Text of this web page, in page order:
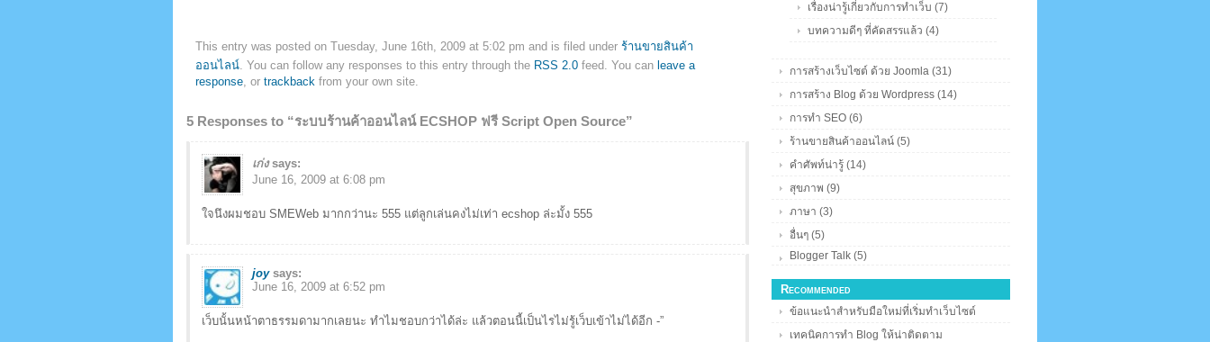
This entry was posted on Tuesday, June 16th, 2009 at 5:02 pm and is filed under ร้านขายสินค้า
ออนไลน์. You can follow any responses to this entry through the RSS 2.0 feed. You can leave a
response, or trackback from your own site.
5 Responses to “ระบบร้านค้าออนไลน์ ECSHOP ฟรี Script Open Source”
เก่ง says:
June 16, 2009 at 6:08 pm
ใจนึงผมชอบ SMEWeb มากกว่านะ 555 แต่ลูกเล่นคงไม่เท่า ecshop ล่ะมั้ง 555
joy says:
June 16, 2009 at 6:52 pm
เว็บนั้นหน้าตาธรรมดามากเลยนะ ทำไมชอบกว่าได้ล่ะ แล้วตอนนี้เป็นไรไม่รู้เว็บเข้าไม่ได้อีก -”
เรื่องน่ารู้เกี่ยวกับการทำเว็บ (7)
บทความดีๆ ที่คัดสรรแล้ว (4)
การสร้างเว็บไซต์ ด้วย Joomla (31)
การสร้าง Blog ด้วย Wordpress (14)
การทำ SEO (6)
ร้านขายสินค้าออนไลน์ (5)
คำศัพท์น่ารู้ (14)
สุขภาพ (9)
ภาษา (3)
อื่นๆ (5)
Blogger Talk (5)
Recommended
ข้อแนะนำสำหรับมือใหม่ที่เริ่มทำเว็บไซต์
เทคนิคการทำ Blog ให้น่าติดตาม